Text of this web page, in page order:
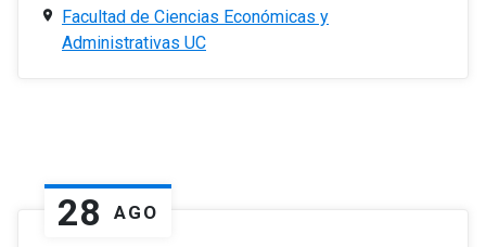
Facultad de Ciencias Económicas y
Administrativas UC
28 AGO